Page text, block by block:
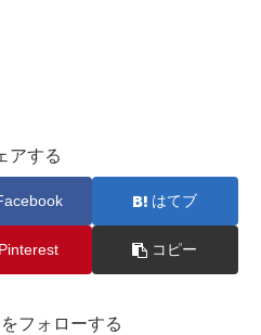
アする
はてブ
Pinterest コピー
フォローする